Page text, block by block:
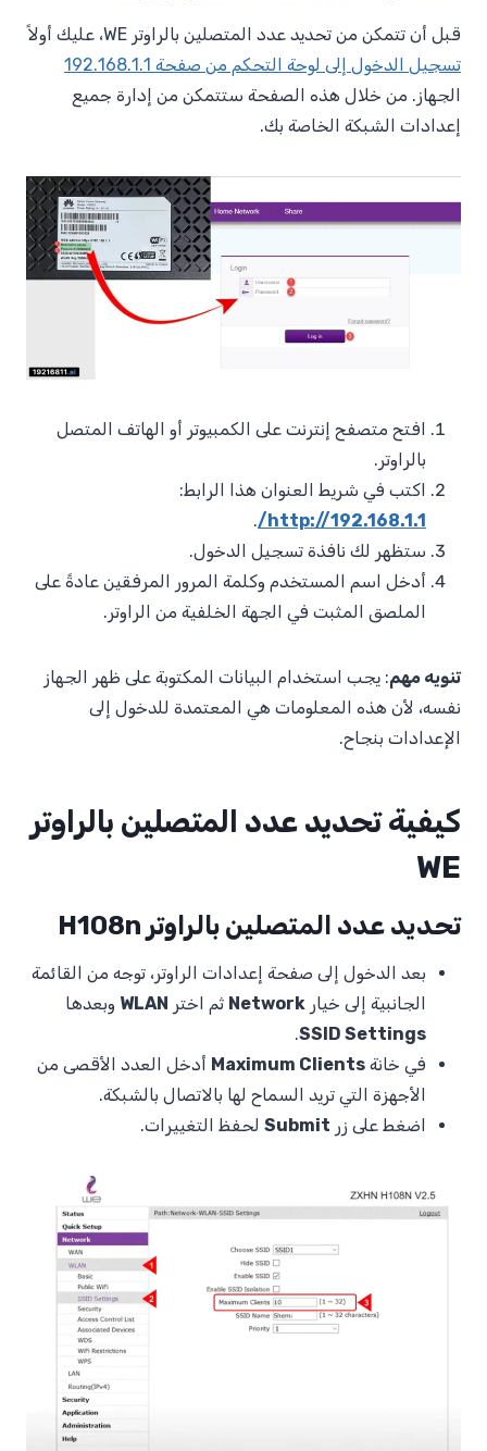
قبل أن تتمكن من تحديد عدد المتصلين بالراوتر WE، عليك أولاً
تسجيل الدخول إلى لوحة التحكم من صفحة 192.168.1.1
الجهاز. من خلال هذه الصفحة ستتمكن من إدارة جميع
إعدادات الشبكة الخاصة بك.
افتح متصفح إنترنت على الكمبيوتر أو الهاتف المتصل
بالراوتر.
اكتب في شريط العنوان هذا الرابط:
http://192.168.1.1/
.
ستظهر لك نافذة تسجيل الدخول.
أدخل اسم المستخدم وكلمة المرور المرفقين عادةً على
الملصق المثبت في الجهة الخلفية من الراوتر.
تنويه مهم: يجب استخدام البيانات المكتوبة على ظهر الجهاز
نفسه، لأن هذه المعلومات هي المعتمدة للدخول إلى
الإعدادات بنجاح.
كيفية تحديد عدد المتصلين بالراوتر
WE
تحديد عدد المتصلين بالراوتر H108n
بعد الدخول إلى صفحة إعدادات الراوتر، توجه من القائمة
الجانبية إلى خيار Network ثم اختر WLAN وبعدها
SSID Settings
.
في خانة Maximum Clients أدخل العدد الأقصى من
الأجهزة التي تريد السماح لها بالاتصال بالشبكة.
اضغط على زر Submit لحفظ التغييرات.